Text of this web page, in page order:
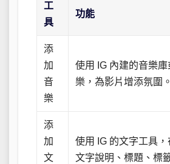
工
具
功能
添
加
音
樂
使用 IG 內建的音樂
樂，為影片增添氛圍。
添
加
文
使用 IG 的文字工具
文字說明、標題、標